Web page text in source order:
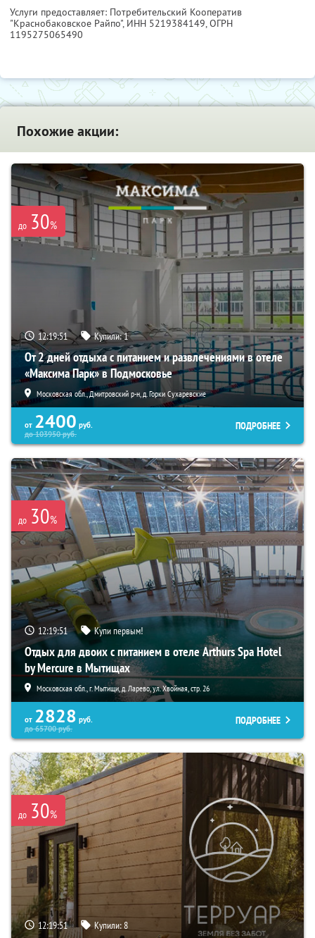
Услуги предоставляет: Потребительский Кооператив
"Краснобаковское Райпо", ИНН 5219384149, ОГРН
1195275065490
Похожие акции:
до 30%
12:19:50 Купили:1
От 2 дней отдыха с питанием и развлечениями в отеле
«Максима Парк» в Подмосковье
Московская обл., Дмитровский р-н, д. Горки Сухаревские
от 2400 руб.
до103950руб.
ПОДРОБНЕЕ
до 30%
12:19:50 Купи первым!
Отдых для двоих с питанием в отеле Arthurs Spa Hotel
by Mercure в Мытищах
Московская обл., г. Мытищи, д. Ларево, ул. Хвойная, стр. 26
от 2828 руб.
до65700руб.
ПОДРОБНЕЕ
до 30%
12:19:50 Купили:8